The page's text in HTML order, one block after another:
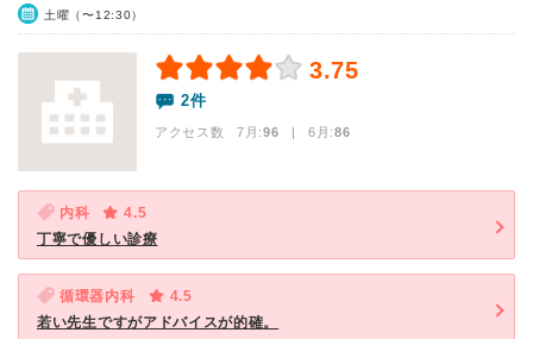
土曜（〜12:30）
3.75
2件
アクセス数 7月:96 | 6月:86
内科
4.5
丁寧で優しい診療
循環器内科
4.5
若い先生ですがアドバイスが的確。